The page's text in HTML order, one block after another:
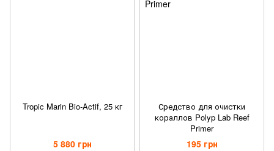
Tropic Marin Bio-Actif, 25 кг
5 880 грн
Средство для очистки
кораллов Polyp Lab Reef
Primer
195 грн